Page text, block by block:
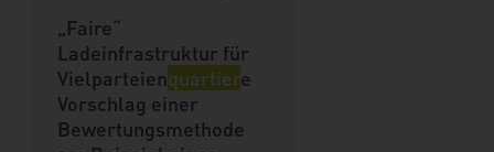
„Faire“
Ladeinfrastruktur für
Vielparteienquartiere
Vorschlag einer
Bewertungsmethode